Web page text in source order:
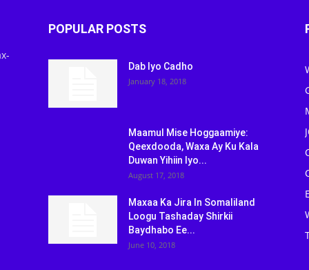
January 18, 2018
Qeexdooda, Waxa Ay Ku Kala
Duwan Yihiin Iyo...
August 17, 2018
Loogu Tashaday Shirkii
Baydhabo Ee...
June 10, 2018